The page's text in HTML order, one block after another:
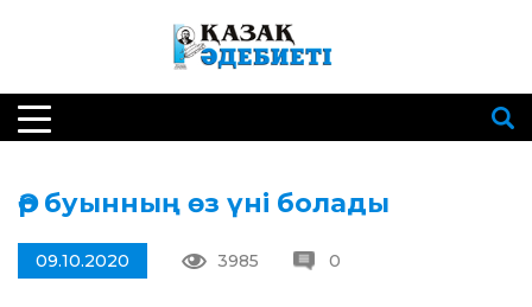
Әр буынның өз үні болады
09.10.2020 3985 0